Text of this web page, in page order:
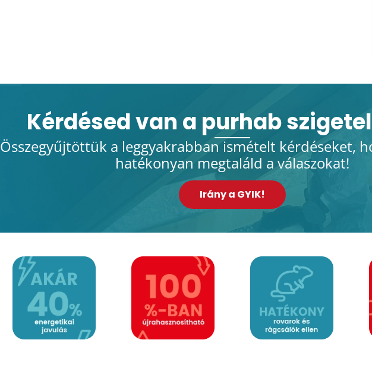
Kérdésed van a purhab
Összegyűjtöttük a leggyakrabban ismételt kérdéseket,
hatékonyan megtaláld a válaszokat!
Irány a GYIK!